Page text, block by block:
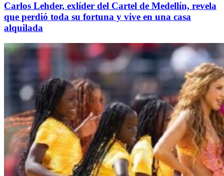
Carlos Lehder, exlíder del Cartel de Medellín, revela
que perdió toda su fortuna y vive en una casa
alquilada